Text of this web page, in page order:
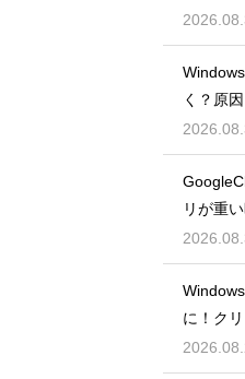
く？原
リが重
に！ク